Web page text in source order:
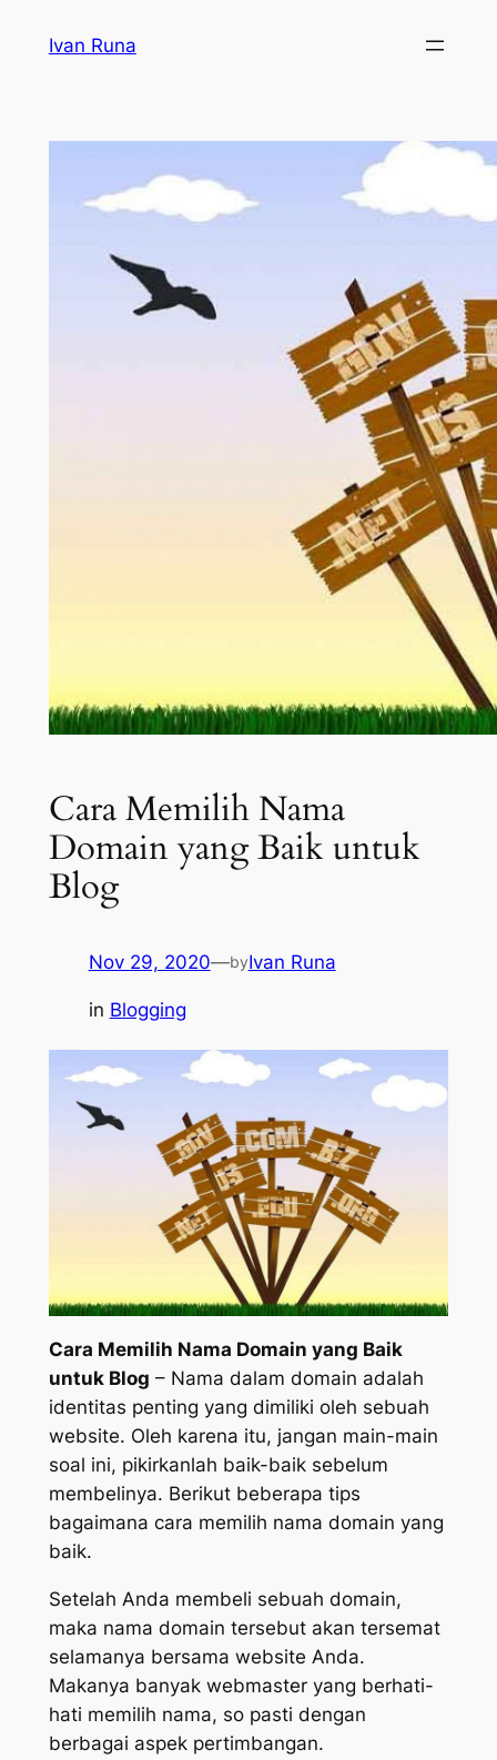
Ivan Runa
Cara Memilih Nama
Domain yang Baik untuk
Blog
Nov 29, 2020—byIvan Runa
in Blogging
Cara Memilih Nama Domain yang Baik
untuk Blog – Nama dalam domain adalah
identitas penting yang dimiliki oleh sebuah
website. Oleh karena itu, jangan main-main
soal ini, pikirkanlah baik-baik sebelum
membelinya. Berikut beberapa tips
bagaimana cara memilih nama domain yang
baik.
Setelah Anda membeli sebuah domain,
maka nama domain tersebut akan tersemat
selamanya bersama website Anda.
Makanya banyak webmaster yang berhati-
hati memilih nama, so pasti dengan
berbagai aspek pertimbangan.